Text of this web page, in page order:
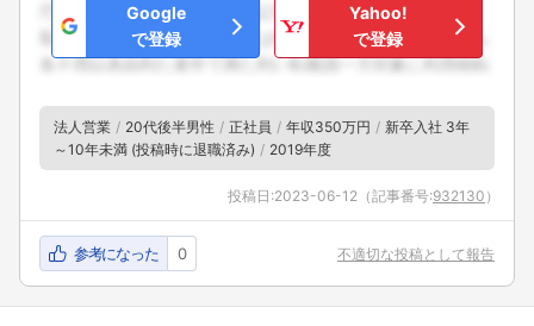
Google
で登録
Yahoo!
で登録
法人営業 20代後半男性 正社員 年収350万円
新卒入社 3年
～10年未満 (投稿時に退職済み)
2019年度
投稿日:2023-06-12 （記事番号:932130 ）
参考になった 0 不適切な投稿として報告